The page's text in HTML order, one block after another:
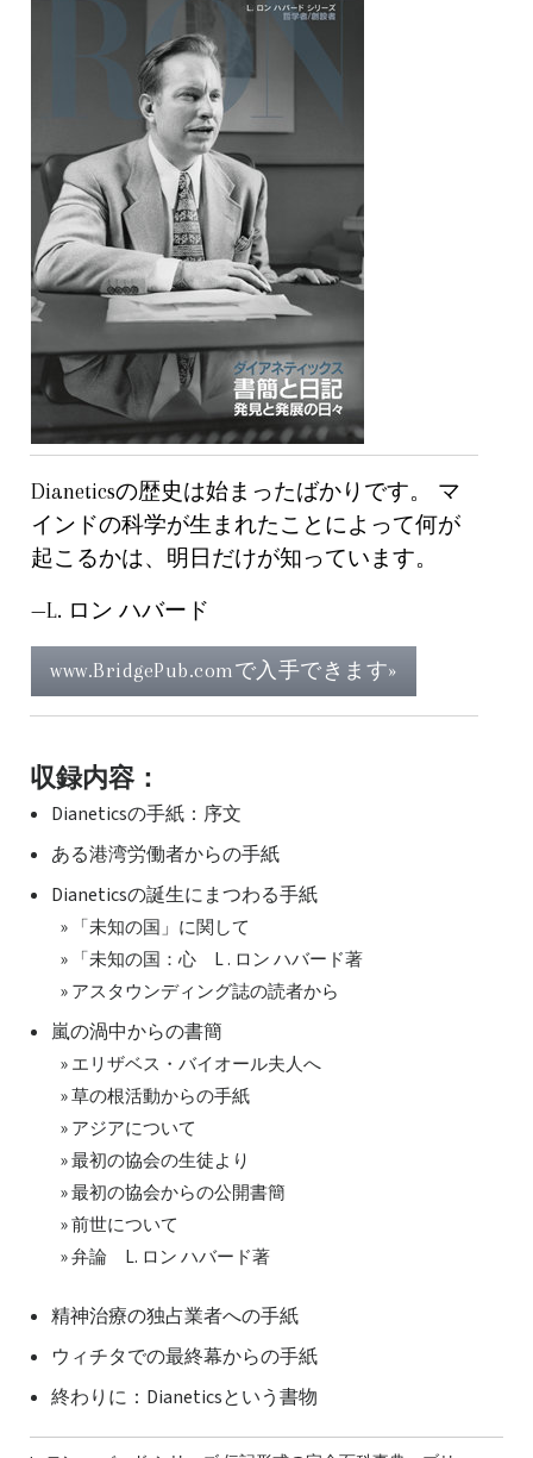
Dianeticsの歴史は始まったばかりです。 マ
インドの科学が生まれたことによって何が
起こるかは、明日だけが知っています。
—L. ロン ハバード
www.BridgePub.comで入手できます»
収録内容：
Dianeticsの手紙：序文
ある港湾労働者からの手紙
Dianeticsの誕生にまつわる手紙
» 「未知の国」に関して
» 「未知の国：心 L . ロン ハバード著
» アスタウンディング誌の読者から
嵐の渦中からの書簡
» エリザベス・バイオール夫人へ
» 草の根活動からの手紙
» アジアについて
» 最初の協会の生徒より
» 最初の協会からの公開書簡
» 前世について
» 弁論 L. ロン ハバード著
精神治療の独占業者への手紙
ウィチタでの最終幕からの手紙
終わりに：Dianeticsという書物